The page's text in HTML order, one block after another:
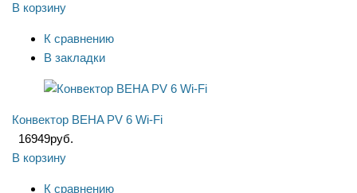
В корзину
К сравнению
В закладки
Конвектор BEHA PV 6 Wi-Fi
16949руб.
В корзину
К сравнению